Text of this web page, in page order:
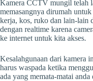
Kamera CCTV mungil telah
memasangnya dirumah
kerja, kos, ruko dan lain-lain
dengan realtime karena
ke internet untuk kita akses.
Kesalahgunaan dari kamera
harus waspada ketika
ada yang memata-matai